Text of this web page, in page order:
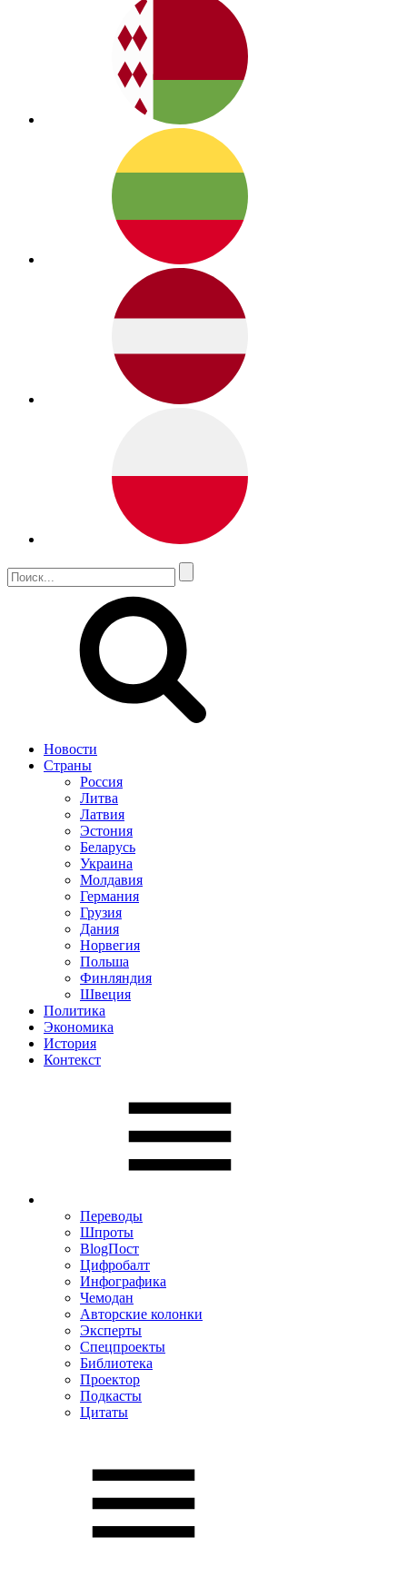
Новости
Страны
Россия
Литва
Латвия
Эстония
Беларусь
Украина
Молдавия
Германия
Грузия
Дания
Норвегия
Польша
Финляндия
Швеция
Политика
Экономика
История
Контекст
Переводы
Шпроты
BlogПост
Цифробалт
Инфографика
Чемодан
Авторские колонки
Эксперты
Спецпроекты
Библиотека
Проектор
Подкасты
Цитаты